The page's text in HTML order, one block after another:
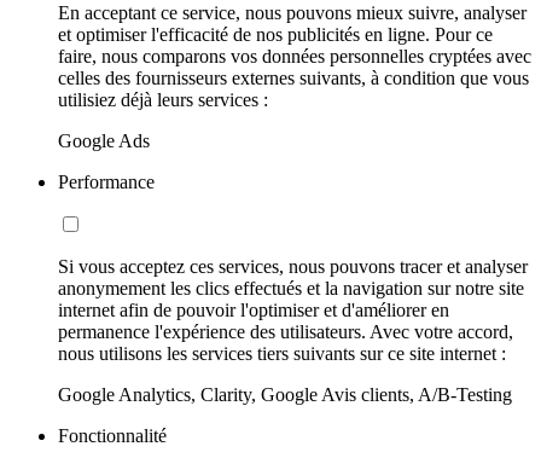
En acceptant ce service, nous pouvons mieux suivre, analyser
et optimiser l'efficacité de nos publicités en ligne. Pour ce
faire, nous comparons vos données personnelles cryptées avec
celles des fournisseurs externes suivants, à condition que vous
utilisiez déjà leurs services :
Google Ads
Performance
Si vous acceptez ces services, nous pouvons tracer et analyser
anonymement les clics effectués et la navigation sur notre site
internet afin de pouvoir l'optimiser et d'améliorer en
permanence l'expérience des utilisateurs. Avec votre accord,
nous utilisons les services tiers suivants sur ce site internet :
Google Analytics, Clarity, Google Avis clients, A/B-Testing
Fonctionnalité